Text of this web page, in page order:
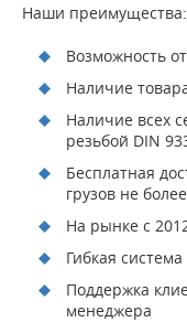
Наши преимущества:
Возможность
Наличие
Наличие всех
резьбой DIN
Бесплатная
грузов не
На рынке с
Гибкая система
Поддержка
менеджера